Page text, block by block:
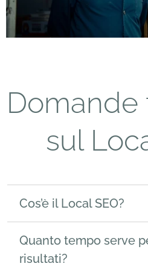
Domande
sul
Cos’è il Local SEO?
trovare la tua attività nelle
“ristorante vicino a me” o
Quanto tempo serve
risultati?